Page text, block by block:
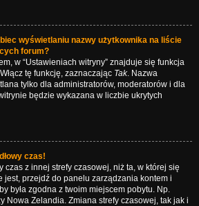
wyświetlaniu nazwy użytkownika na liście
forum?
w “Ustawieniach witryny” znajduje się funkcja
tę funkcję, zaznaczając Tak. Nazwa
tylko dla administratorów, moderatorów i dla
będzie wykazana w liczbie ukrytych
czas!
czas z innej strefy czasowej, niż ta, w której się
jest, przejdź do panelu zarządzania kontem i
była zgodna z twoim miejscem pobytu. Np.
Nowa Zelandia. Zmiana strefy czasowej, tak jak i